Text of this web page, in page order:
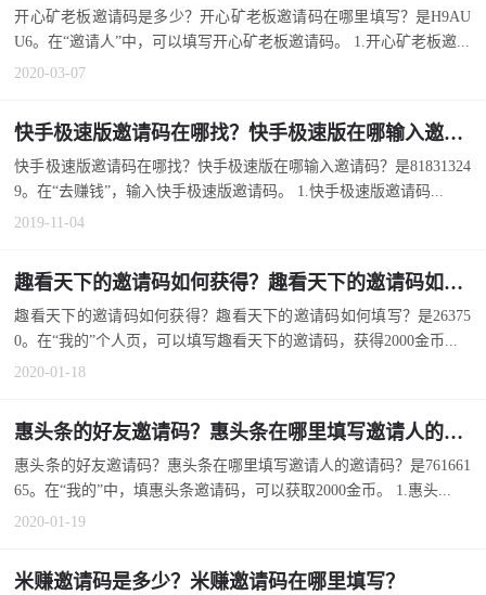
开心矿老板邀请码是多少？开心矿老板邀请码在哪里填写？是H9AU
U6。在“邀请人”中，可以填写开心矿老板邀请码。 1.开心矿老板邀...
2020-03-07
快手极速版邀请码在哪找？快手极速版在哪输入邀请码？
快手极速版邀请码在哪找？快手极速版在哪输入邀请码？是81831324
9。在“去赚钱”，输入快手极速版邀请码。 1.快手极速版邀请码...
2019-11-04
趣看天下的邀请码如何获得？趣看天下的邀请码如何填写？
趣看天下的邀请码如何获得？趣看天下的邀请码如何填写？是26375
0。在“我的”个人页，可以填写趣看天下的邀请码，获得2000金币...
2020-01-18
惠头条的好友邀请码？惠头条在哪里填写邀请人的邀请码？
惠头条的好友邀请码？惠头条在哪里填写邀请人的邀请码？是761661
65。在“我的”中，填惠头条邀请码，可以获取2000金币。 1.惠头...
2020-01-19
米赚邀请码是多少？米赚邀请码在哪里填写？